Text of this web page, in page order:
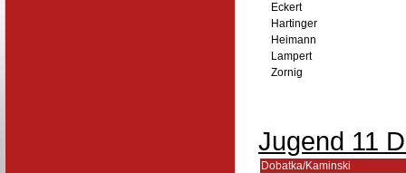
Eckert
Hartinger
Heimann
Lampert
Zornig
Jugend 11
Dobatka/Kaminski